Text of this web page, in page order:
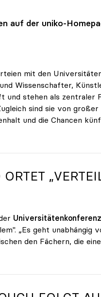
auf der uniko-
mit den
Wissenschafter,
und stehen als
sind sie von
und die Chancen
geben
ORTET
„Es geht unabhängig
den Fächern, die